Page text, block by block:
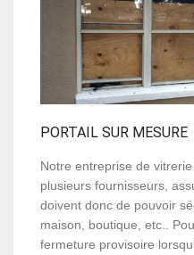
PORTAIL SUR MESURE
Notre entreprise de
plusieurs fournisseurs,
doivent donc de pouvoir
maison, boutique, etc..
fermeture provisoire